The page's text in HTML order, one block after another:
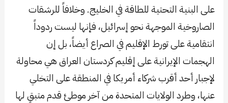
على البنية التحتية للطاقة في الخليج. وخلافاً للرشقات
الصاروخية الموجهة نحو إسرائيل، فإنها ليست ردوداً
انتقامية على تورط الإقليم في الصراع أيضاً، بل إن
الهجمات الإيرانية على إقليم كردستان العراق هي محاولة
لإجبار أحد أقرب شركاء أمريكا في المنطقة على التخلي
عنها، وطرد الولايات المتحدة من آخر موطئ قدم متبقٍ لها